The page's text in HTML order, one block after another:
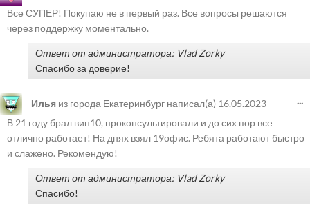
Все СУПЕР! Покупаю не в первый раз. Все вопросы решаются
через поддержку моментально.
Ответ от администратора: Vlad Zorky
Спасибо за доверие!
Илья из города Екатеринбург написал(а) 16.05.2023
В 21 году брал вин10, проконсультировали и до сих пор все
отлично работает! На днях взял 19офис. Ребята работают быстро
и слажено. Рекомендую!
Ответ от администратора: Vlad Zorky
Спасибо!
...